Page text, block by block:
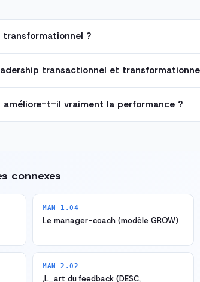
?
transactionnel et
améliore-t-il vraiment la performance ?
connexes
MAN 1.04
Le manager-coach (modèle GROW)
MAN 2.02
,L_art du feedback (DESC,